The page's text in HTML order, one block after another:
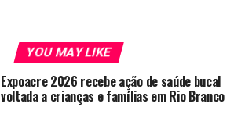
YOU MAY LIKE
Expoacre 2026 recebe ação de saúde bucal
voltada a crianças e famílias em Rio Branco